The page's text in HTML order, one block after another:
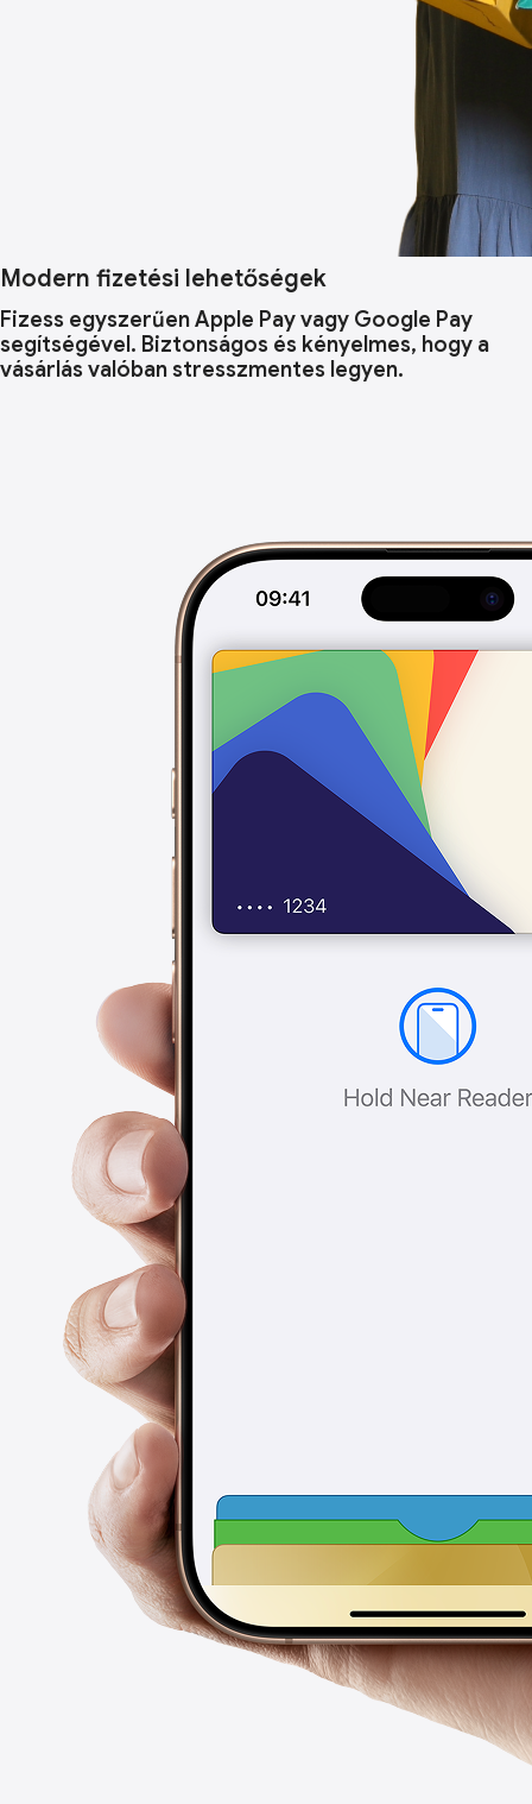
Modern fizetési lehetőségek
Fizess egyszerűen Apple Pay vagy Google Pay
segítségével. Biztonságos és kényelmes, hogy a
vásárlás valóban stresszmentes legyen.